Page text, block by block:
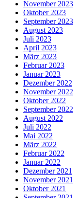
November 2023
Oktober 2023
September 2023
August 2023
Juli 2023
April 2023
März 2023
Februar 2023
Januar 2023
Dezember 2022
November 2022
Oktober 2022
September 2022
August 2022
Juli 2022
Mai 2022
März 2022
Februar 2022
Januar 2022
Dezember 2021
November 2021
Oktober 2021